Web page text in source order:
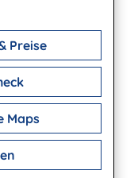
Preise
Maps